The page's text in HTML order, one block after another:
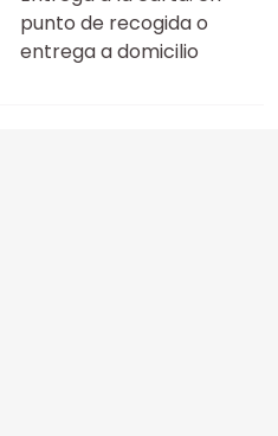
punto de recogida o
entrega a domicilio